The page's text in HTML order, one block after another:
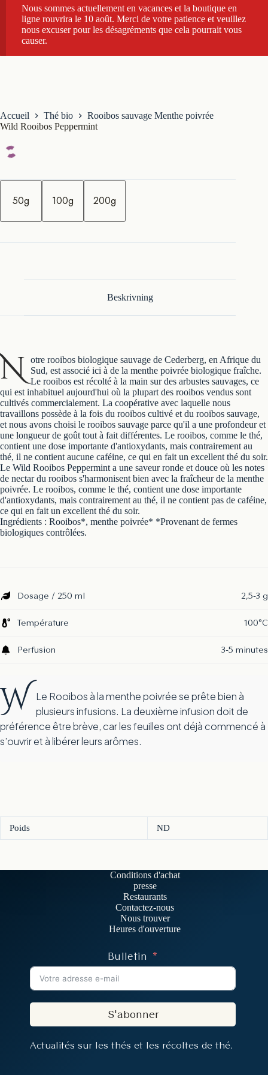
Nous sommes actuellement en vacances et la boutique en
ligne rouvrira le 10 août. Merci de votre patience et veuillez
nous excuser pour les désagréments que cela pourrait vous
causer.
Accueil Thé bio
Rooibos sauvage Menthe poivrée
Wild Rooibos Peppermint
q
t
t
50g 100g 200g
Beskrivning
N otre rooibos biologique sauvage de Cederberg, en Afrique du
Sud, est associé ici à de la menthe poivrée biologique fraîche.
Le rooibos est récolté à la main sur des arbustes sauvages, ce
qui est inhabituel aujourd'hui où la plupart des rooibos vendus sont
cultivés commercialement. La coopérative avec laquelle nous
travaillons possède à la fois du rooibos cultivé et du rooibos sauvage,
et nous avons choisi le rooibos sauvage parce qu'il a une profondeur et
une longueur de goût tout à fait différentes. Le rooibos, comme le thé,
contient une dose importante d'antioxydants, mais contrairement au
thé, il ne contient aucune caféine, ce qui en fait un excellent thé du soir.
Le Wild Rooibos Peppermint a une saveur ronde et douce où les notes
de nectar du rooibos s'harmonisent bien avec la fraîcheur de la menthe
poivrée. Le rooibos, comme le thé, contient une dose importante
d'antioxydants, mais contrairement au thé, il ne contient pas de caféine,
ce qui en fait un excellent thé du soir.
Ingrédients : Rooibos*, menthe poivrée* *Provenant de fermes
biologiques contrôlées.
Dosage / 250 ml 2,5-3 g
Température 100°C
Perfusion 3-5 minutes
W
Le Rooibos à la menthe poivrée se prête bien à
plusieurs infusions. La deuxième infusion doit de
préférence être brève, car les feuilles ont déjà commencé à
s’ouvrir et à libérer leurs arômes.
Poids ND
Conditions d'achat
presse
Restaurants
Contactez-nous
Nous trouver
Heures d'ouverture
Bulletin
S'abonner
Actualités sur les thés et les récoltes de thé.